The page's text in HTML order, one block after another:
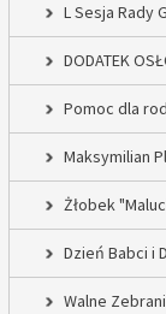
L Sesja Rady
DODATEK
Pomoc dla
Maksymilian
Żłobek
Dzień Babci i
Walne